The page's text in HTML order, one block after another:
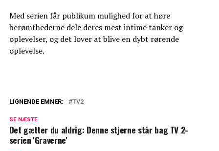
Med serien får publikum mulighed for at høre
berømthederne dele deres mest intime tanker og
oplevelser, og det lover at blive en dybt rørende
oplevelse.
TV 2 præsenterer nu to nye værter til
Hjertegalla
LIGNENDE EMNER: TV2
SE NÆSTE
Det gætter du aldrig: Denne stjerne står bag TV 2-
serien 'Graverne'